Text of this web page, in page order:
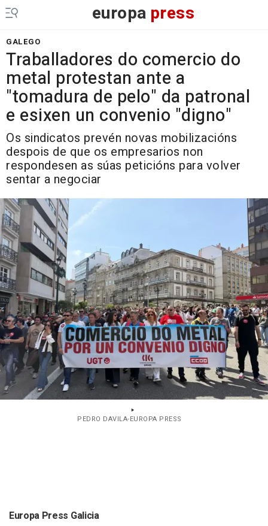
europa press
GALEGO
Traballadores do comercio do
metal protestan ante a
"tomadura de pelo" da patronal
e esixen un convenio "digno"
Os sindicatos prevén novas mobilizacións
despois de que os empresarios non
respondesen as súas peticións para volver
sentar a negociar
PEDRO DAVILA-EUROPA PRESS
Europa Press Galicia